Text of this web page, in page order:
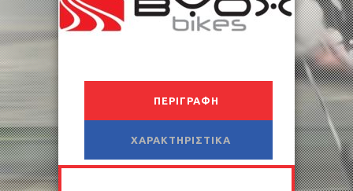
ΠΕΡΙΓΡΑΦΉ
ΧΑΡΑΚΤΗΡΙΣΤΙΚΆ